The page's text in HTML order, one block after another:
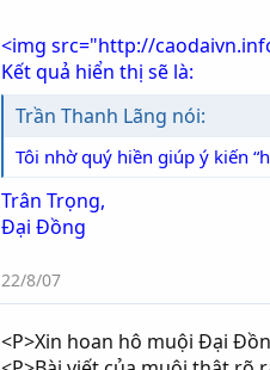
<img src="http://
Kết quả hiển thị sẽ là:
Trần Thanh Lãng nói:
Tôi nhờ quý hiền giúp ý kiến
Trân Trọng,
Đại Đồng
22/8/07
<P>Xin hoan hô muội Đại